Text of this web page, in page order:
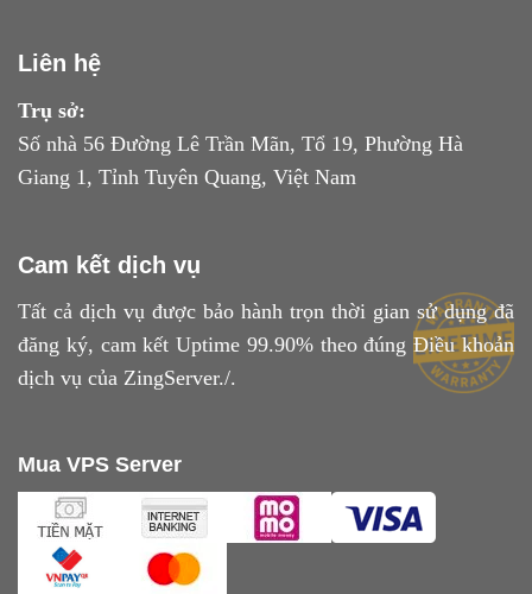
Liên hệ
Trụ sở:
Số nhà 56 Đường Lê Trần Mãn, Tổ 19, Phường Hà
Giang 1, Tỉnh Tuyên Quang, Việt Nam
Cam kết dịch vụ
Tất cả dịch vụ được bảo hành trọn thời gian sử dụng đã
đăng ký, cam kết Uptime 99.90% theo đúngĐiều khoản
dịch vụ của ZingServer./.
Mua VPS Server